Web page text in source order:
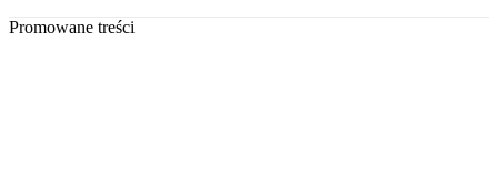
Promowane treści